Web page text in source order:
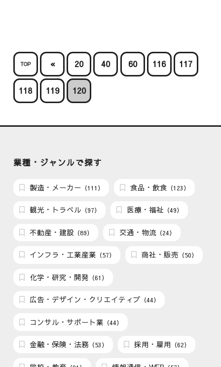
TOP « 20 40 60 116 117
118 119 120
業種・ジャンルで探す
製造・メーカー （111） 食品・飲食 （123）
観光・トラベル （97） 医療・福祉 （49）
不動産・建設 （89） 交通・物流 （24）
インフラ・工業産業 （57） 商社・販売 （50）
化学・研究・開発 （61）
広告・デザイン・クリエイティブ （44）
コンサル・サポート業 （44）
金融・保険・法務 （53） 採用・雇用 （62）